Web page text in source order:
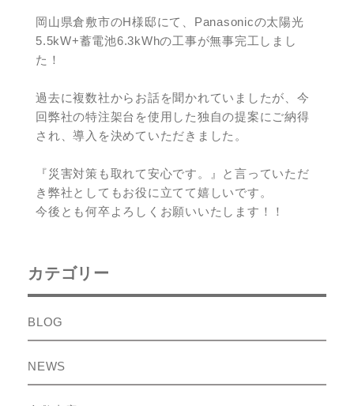
岡山県倉敷市のH様邸にて、Panasonicの太陽光
5.5kW+蓄電池6.3kWhの工事が無事完工しまし
た！
過去に複数社からお話を聞かれていましたが、今
回弊社の特注架台を使用した独自の提案にご納得
され、導入を決めていただきました。
『災害対策も取れて安心です。』と言っていただ
き弊社としてもお役に立てて嬉しいです。
今後とも何卒よろしくお願いいたします！！
カテゴリー
BLOG
NEWS